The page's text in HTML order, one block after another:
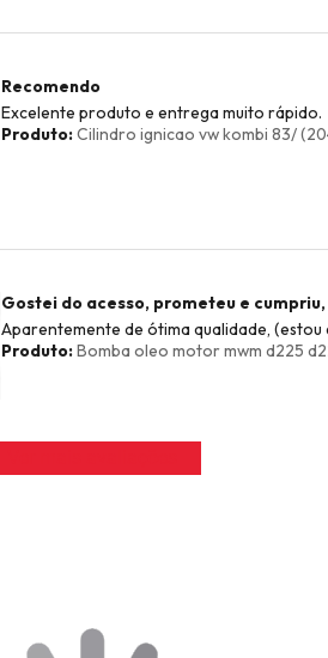
Recomendo
Excelente produto e entrega muito rápido.
Produto:Cilindro ignicao vw kombi 83/
Gostei do acesso, prometeu e
Aparentemente de ótima qualidade,
Produto:Bomba oleo motor mwm d225